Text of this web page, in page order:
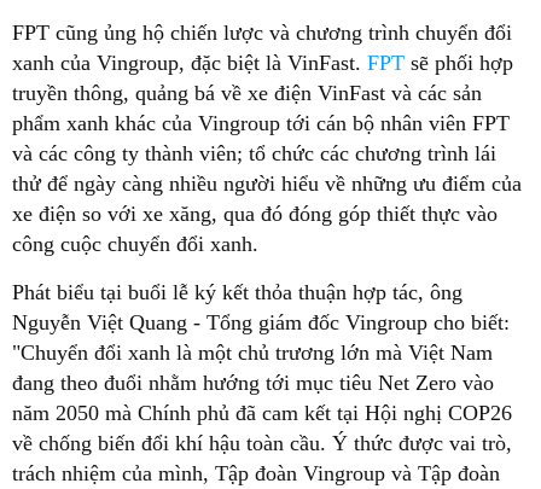
FPT cũng ủng hộ chiến lược và chương trình chuyển đổi
xanh của Vingroup, đặc biệt là VinFast. FPT sẽ phối hợp
truyền thông, quảng bá về xe điện VinFast và các sản
phẩm xanh khác của Vingroup tới cán bộ nhân viên FPT
và các công ty thành viên; tổ chức các chương trình lái
thử để ngày càng nhiều người hiểu về những ưu điểm của
xe điện so với xe xăng, qua đó đóng góp thiết thực vào
công cuộc chuyển đổi xanh.
Phát biểu tại buổi lễ ký kết thỏa thuận hợp tác, ông
Nguyễn Việt Quang - Tổng giám đốc Vingroup cho biết:
"Chuyển đổi xanh là một chủ trương lớn mà Việt Nam
đang theo đuổi nhằm hướng tới mục tiêu Net Zero vào
năm 2050 mà Chính phủ đã cam kết tại Hội nghị COP26
về chống biến đổi khí hậu toàn cầu. Ý thức được vai trò,
trách nhiệm của mình, Tập đoàn Vingroup và Tập đoàn